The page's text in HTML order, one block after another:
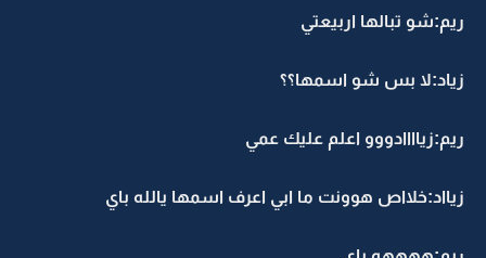
ريم:شو تبالها اربيعتي
زياد:لا بس شو اسمها؟؟
ريم:زياااادووو اعلم عليك عمي
زيااد:خلااص هوونت ما ابي اعرف اسمها يالله باي